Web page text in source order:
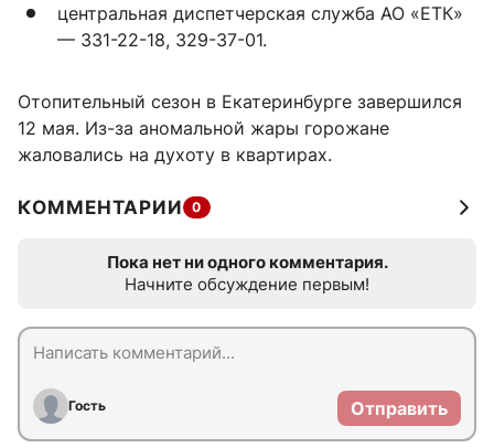
центральная диспетчерская служба АО «ЕТК»
— 331-22-18, 329-37-01.
Отопительный сезон в Екатеринбурге завершился
12 мая. Из-за аномальной жары горожане
жаловались на духоту в квартирах.
КОММЕНТАРИИ 0
Пока нет ни одного комментария.
Начните обсуждение первым!
Гость Отправить